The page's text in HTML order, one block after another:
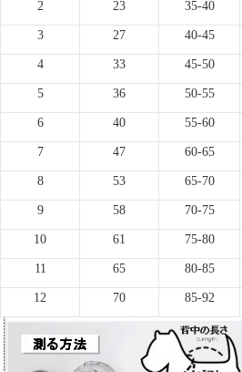
2 23 35-40
3 27 40-45
4 33 45-50
5 36 50-55
6 40 55-60
7 47 60-65
8 53 65-70
9 58 70-75
10 61 75-80
11 65 80-85
12 70 85-92